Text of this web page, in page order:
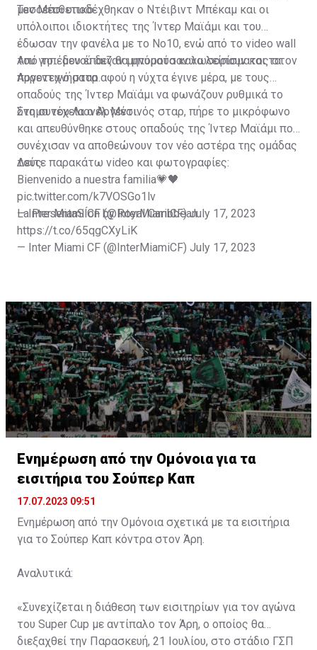
μεσοεπιθετικό.
Τον Μέσι υποδέχθηκαν ο Ντέιβιντ Μπέκαμ και οι
υπόλοιποι ιδιοκτήτες της Ίντερ Μαϊάμι και του
έδωσαν την φανέλα με το Νο10, ενώ από το video wall
του γηπέδου έπαιζαν μηνύματα καλωσορίσματος στον
Αργεντινό σταρ.
Από το... μενού δεν θα μπορούσαν να λείπουν και τα
πυροτεχνήματα αφού η νύχτα έγινε μέρα, με τους
οπαδούς της Ίντερ Μαϊάμι να φωνάζουν ρυθμικά το
όνομα του Λιονέλ Μέσι.
Στη συνέχεια ο Αργεντινός σταρ, πήρε το μικρόφωνο
και απευθύνθηκε στους οπαδούς της Ίντερ Μαϊάμι που
συνέχισαν να αποθεώνουν τον νέο αστέρα της ομάδας
τους.
Δείτε παρακάτω video και φωτογραφίες:
Bienvenido a nuestra familia💗🖤
pic.twitter.com/k7VOSGo1lv
— Inter Miami CF (@InterMiamiCF)July 17, 2023
La PresentaSÍon by Royal Caribbean
https://t.co/65qgCXyLiK
— Inter Miami CF (@InterMiamiCF) July 17, 2023
Ενημέρωση από την Ομόνοια για τα
εισιτήρια του Σούπερ Καπ
17.07.2023 09:51
Ενημέρωση από την Ομόνοια σχετικά με τα εισιτήρια
για το Σούπερ Καπ κόντρα στον Άρη.
Αναλυτικά:
«Συνεχίζεται η διάθεση των εισιτηρίων για τον αγώνα
του Super Cup με αντίπαλο τον Άρη, ο οποίος θα
διεξαχθεί την Παρασκευή, 21 Ιουλίου, στο στάδιο ΓΣΠ